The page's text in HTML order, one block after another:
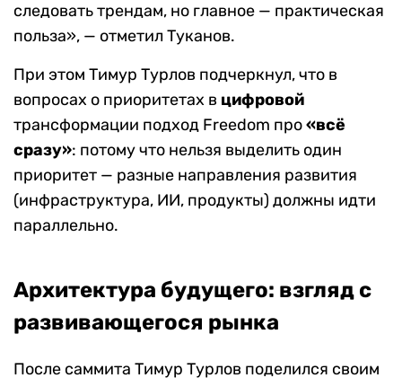
следовать трендам, но главное — практическая
польза», — отметил Туканов.
При этом Тимур Турлов подчеркнул, что в
вопросах о приоритетах в цифровой
трансформации подход Freedom про«всё
сразу»: потому что нельзя выделить один
приоритет — разные направления развития
(инфраструктура, ИИ, продукты) должны идти
параллельно.
Архитектура будущего: взгляд с
развивающегося рынка
После саммита Тимур Турлов поделился своим